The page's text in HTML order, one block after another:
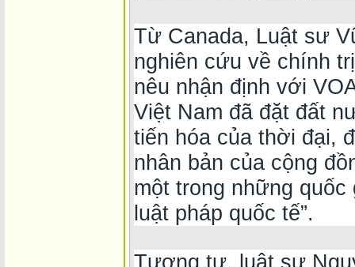
Từ Canada, Luật sư
nghiên cứu về chính
nêu nhận định với
Việt Nam đã đặt đất
tiến hóa của thời đại,
nhân bản của cộng
một trong những
luật pháp quốc tế”.
Tương tự, luật sư